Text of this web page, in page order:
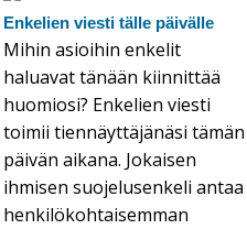
Enkelien viesti tälle päivälle
Mihin asioihin enkelit
haluavat tänään kiinnittää
huomiosi? Enkelien viesti
toimii tiennäyttäjänäsi tämän
päivän aikana. Jokaisen
ihmisen suojelusenkeli antaa
henkilökohtaisemman